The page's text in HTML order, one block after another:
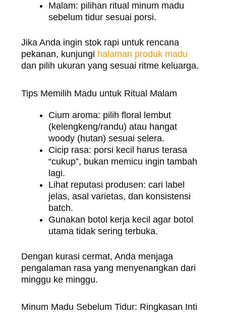
Malam: pilihan ritual minum madu
sebelum tidur sesuai porsi.
Jika Anda ingin stok rapi untuk rencana
pekanan, kunjungi halaman produk madu
dan pilih ukuran yang sesuai ritme keluarga.
Tips Memilih Madu untuk Ritual Malam
Cium aroma: pilih floral lembut
(kelengkeng/randu) atau hangat
woody (hutan) sesuai selera.
Cicip rasa: porsi kecil harus terasa
“cukup”, bukan memicu ingin tambah
lagi.
Lihat reputasi produsen: cari label
jelas, asal varietas, dan konsistensi
batch.
Gunakan botol kerja kecil agar botol
utama tidak sering terbuka.
Dengan kurasi cermat, Anda menjaga
pengalaman rasa yang menyenangkan dari
minggu ke minggu.
Minum Madu Sebelum Tidur: Ringkasan Inti